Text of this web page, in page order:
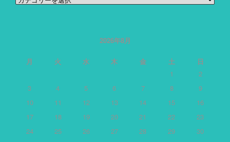
2026年8月
月 火 水 木 金 土
日
1
2
3
4 5 6 7 8
9
10
11 12 13 14 15
16
17
18 19 20 21 22
23
24
25 26 27 28 29
30